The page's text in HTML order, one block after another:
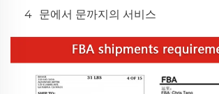
4 문에서 문까지의 서비스